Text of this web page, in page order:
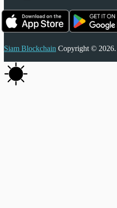
Siam Blockchain Copyright © 2026.